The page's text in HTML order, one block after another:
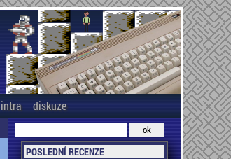
intra diskuze
POSLEDNÍ RECENZE